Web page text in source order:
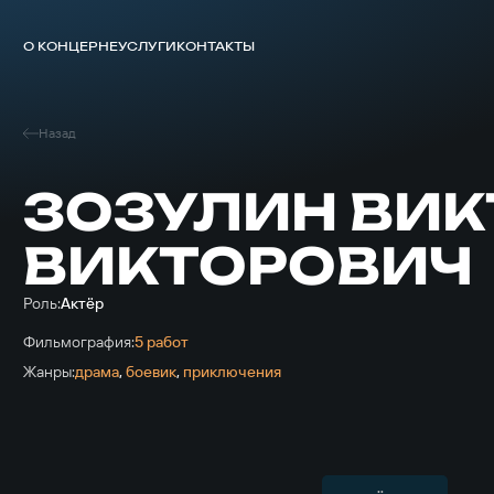
О КОНЦЕРНЕУСЛУГИКОНТАКТЫ
Назад
ЗОЗУЛИН
ВИКТОРОВИЧ
Роль:Актёр
Фильмография:5 работ
Жанры:драма,боевик, приключе­ния